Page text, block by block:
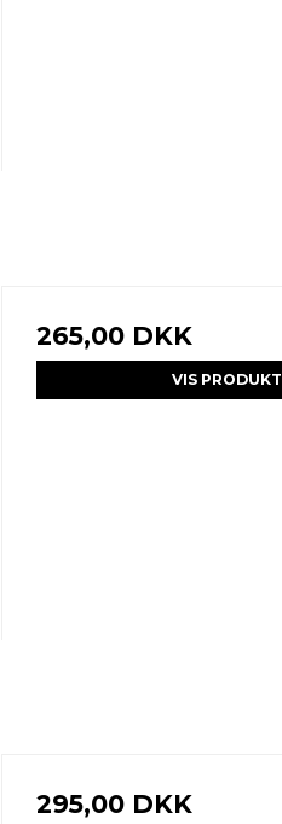
265,00 DKK
VIS PRODUKT
295,00 DKK